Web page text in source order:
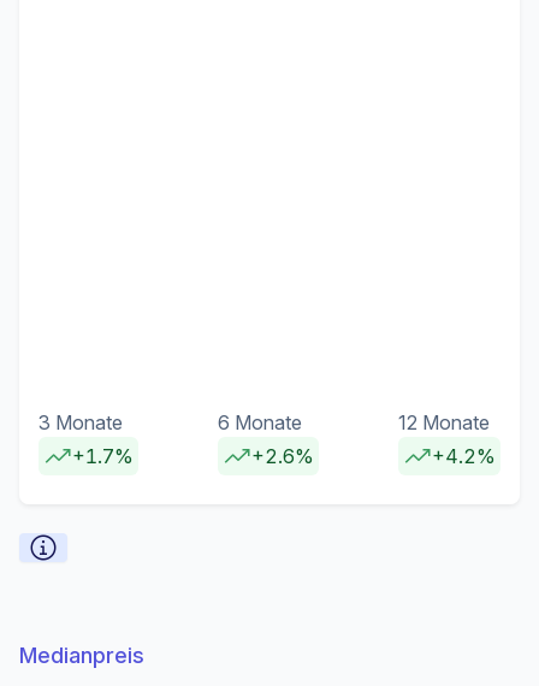
3 Monate
+1.7%
6 Monate
+2.6%
12 Monate
+4.2%
Medianpreis